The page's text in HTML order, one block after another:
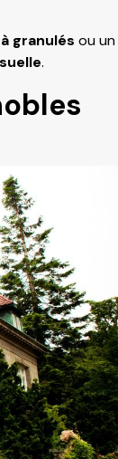
granulés ou un
.